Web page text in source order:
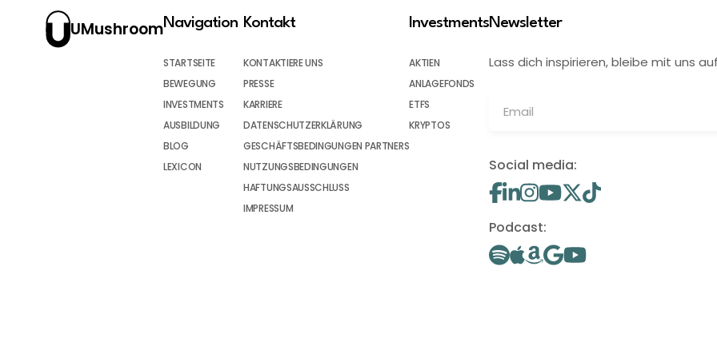
UMushroomNavigation
STARTSEITE
BEWEGUNG
INVESTMENTS
AUSBILDUNG
BLOG
LEXICON
Kontakt
KONTAKTIERE UNS
PRESSE
KARRIERE
DATENSCHUTZERKLÄRUNG
GESCHÄFTSBEDINGUNGEN PARTNERS
NUTZUNGSBEDINGUNGEN
HAFTUNGSAUSSCHLUSS
IMPRESSUM
Investments
AKTIEN
ANLAGEFONDS
ETFS
KRYPTOS
Newsletter
Lass dich inspirieren, bleibe mit uns
Social media:
Podcast: